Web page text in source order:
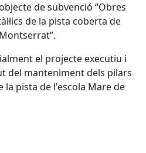
de subvenció “Obres
de la pista coberta de
el projecte executiu i
del manteniment dels pilars
la pista de l'escola Mare de